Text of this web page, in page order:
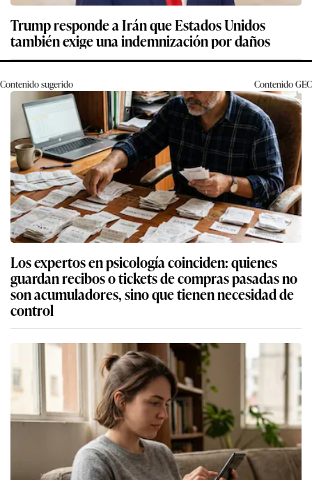
Trump responde a Irán que Estados Unidos
también exige una indemnización por daños
Contenido sugerido ContenidoGEC
Los expertos en psicología coinciden: quienes
guardan recibos o tickets de compras pasadas no
son acumuladores, sino que tienen necesidad de
control